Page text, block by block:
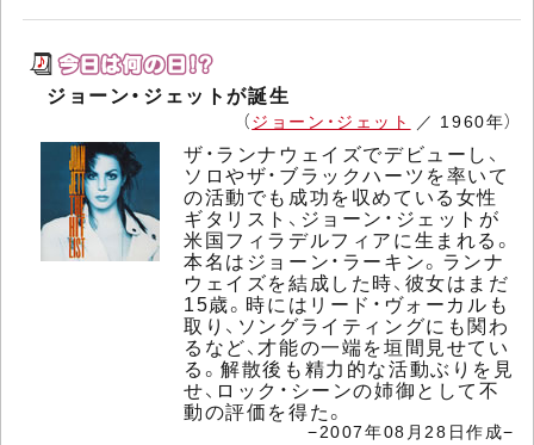
ジョーン・ジェットが誕生
（ジョーン・ジェット ／ 1960年）
ザ・ランナウェイズでデビューし、
ソロやザ・ブラックハーツを率いて
の活動でも成功を収めている女性
ギタリスト、ジョーン・ジェットが
米国フィラデルフィアに生まれる。
本名はジョーン・ラーキン。ランナ
ウェイズを結成した時、彼女はまだ
15歳。時にはリード・ヴォーカルも
取り、ソングライティングにも関わ
るなど、才能の一端を垣間見せてい
る。解散後も精力的な活動ぶりを見
せ、ロック・シーンの姉御として不
動の評価を得た。
−2007年08月28日作成−